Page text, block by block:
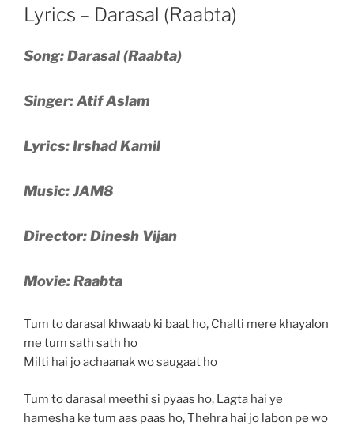
ON
Lyrics – Darasal (Raabta)
Song: Darasal (Raabta)
Singer: Atif Aslam
Lyrics: Irshad Kamil
Music: JAM8
Director: Dinesh Vijan
Movie: Raabta
Tum to darasal khwaab ki baat ho, Chalti mere khayalon
me tum sath sath ho
Milti hai jo achaanak wo saugaat ho
Tum to darasal meethi si pyaas ho, Lagta hai ye
hamesha ke tum aas paas ho, Thehra hai jo labon pe wo